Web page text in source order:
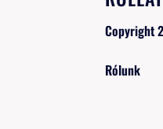
Copyright
Rólunk